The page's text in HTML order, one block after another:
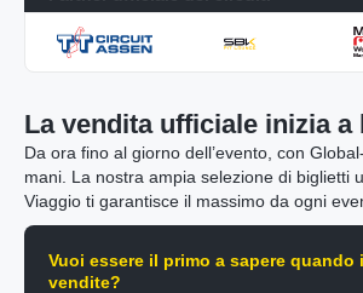
La vendita ufficiale inizia a
Da ora fino al giorno dell’evento, con
mani. La nostra ampia selezione di biglietti
Viaggio ti garantisce il massimo da ogni
Vuoi essere il primo a sapere quando
vendite?